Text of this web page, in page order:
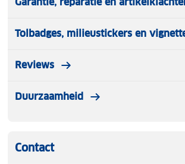
Tolbadges, milieustickers en
Reviews
Duurzaamheid
Contact